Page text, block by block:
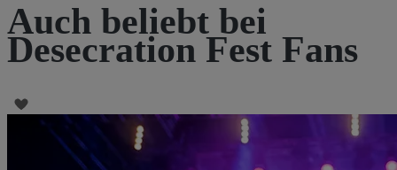
Auch beliebt bei
Desecration Fest Fans